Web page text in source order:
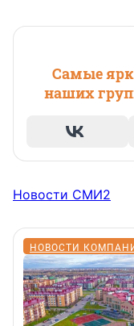
Самые
наших
Новости СМИ2
НОВОСТИ